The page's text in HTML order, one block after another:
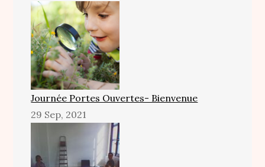
Journée Portes Ouvertes- Bienvenue
29 Sep, 2021